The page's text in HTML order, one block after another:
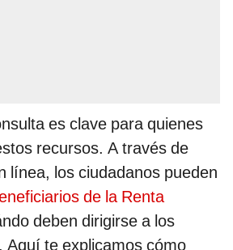
es clave para quienes
recursos. A través de
línea, los ciudadanos pueden
de la Renta
deben dirigirse a los
Aquí te explicamos cómo